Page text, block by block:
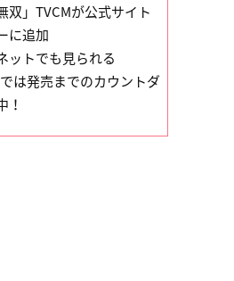
双」TVCMが公式サイト
に追加
ットでも見られる
は発売までのカウントダ
！